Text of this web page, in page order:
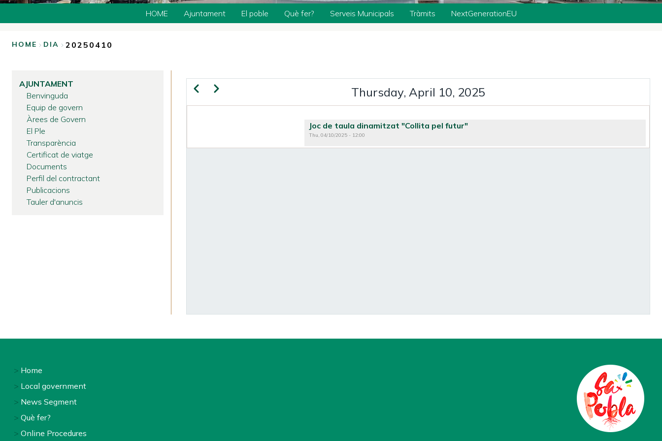
HOME Ajuntament El poble Què fer? Serveis Municipals Tràmits NextGenerationEU
HOME DIA 20250410
AJUNTAMENT
Benvinguda
Equip de govern
Àrees de Govern
El Ple
Transparència
Certificat de viatge
Documents
Perfil del contractant
Publicacions
Tauler d'anuncis
Thursday, April 10, 2025
Previous
Next
Joc de taula dinamitzat "Collita pel futur"
Thu, 04/10/2025 - 12:00
Footer
menu
1
Home
Local government
News Segment
Què fer?
Online Procedures